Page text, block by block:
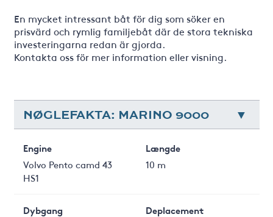
En mycket intressant båt för dig som söker en
prisvärd och rymlig familjebåt där de stora tekniska
investeringarna redan är gjorda.
Kontakta oss för mer information eller visning.
NØGLEFAKTA: MARINO 9000
Engine
Volvo Pento camd 43
HS1
Længde
10 m
Dybgang
Deplacement